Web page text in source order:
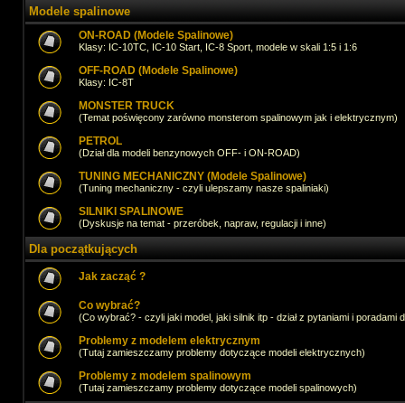
Modele spalinowe
ON-ROAD (Modele Spalinowe)
Klasy: IC-10TC, IC-10 Start, IC-8 Sport, modele w skali 1:5 i 1:6
OFF-ROAD (Modele Spalinowe)
Klasy: IC-8T
MONSTER TRUCK
(Temat poświęcony zarówno monsterom spalinowym jak i elektrycznym)
PETROL
(Dział dla modeli benzynowych OFF- i ON-ROAD)
TUNING MECHANICZNY (Modele Spalinowe)
(Tuning mechaniczny - czyli ulepszamy nasze spaliniaki)
SILNIKI SPALINOWE
(Dyskusje na temat - przeróbek, napraw, regulacji i inne)
Dla początkujących
Jak zacząć ?
Co wybrać?
(Co wybrać? - czyli jaki model, jaki silnik itp - dział z pytaniami i poradami
Problemy z modelem elektrycznym
(Tutaj zamieszczamy problemy dotyczące modeli elektrycznych)
Problemy z modelem spalinowym
(Tutaj zamieszczamy problemy dotyczące modeli spalinowych)